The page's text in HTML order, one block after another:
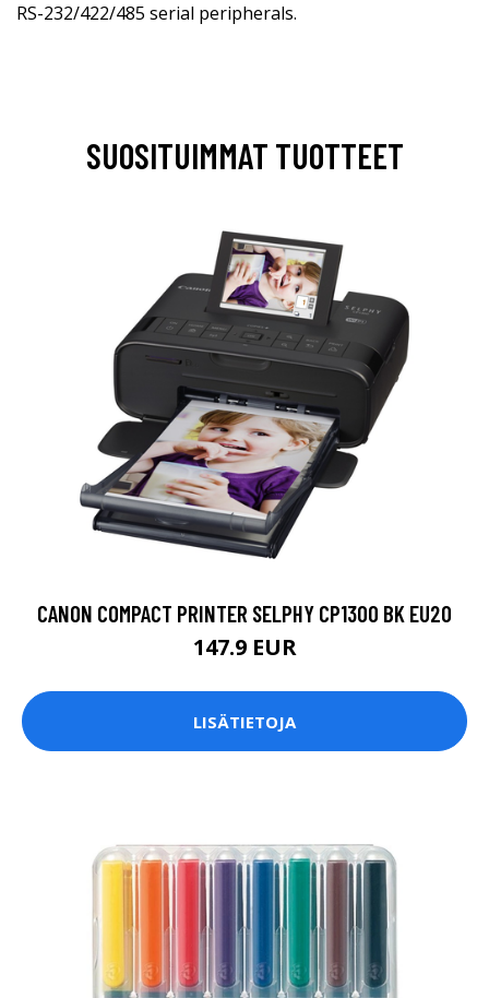
RS-232/422/485 serial peripherals.
SUOSITUIMMAT TUOTTEET
CANON COMPACT PRINTER SELPHY CP1300 BK EU20
147.9 EUR
LISÄTIETOJA